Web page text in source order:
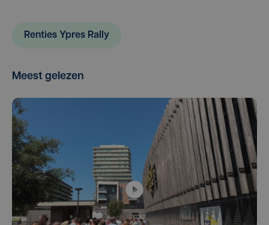
Renties Ypres Rally
Meest gelezen